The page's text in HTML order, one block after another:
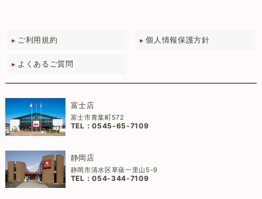
ご利用規約 個人情報保護方針
よくあるご質問
富士店
富士市青葉町572
TEL：0545-65-7109
静岡店
静岡市清水区草薙一里山5-9
TEL：054-344-7109